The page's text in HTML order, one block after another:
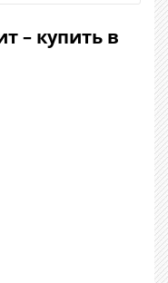
– купить в